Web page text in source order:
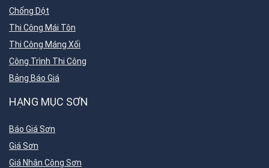
Chống Dột
Thi Công Mái Tôn
Thi Công Máng Xối
Công Trình Thi Công
Bảng Báo Giá
HẠNG MỤC SƠN
Báo Giá Sơn
Giá Sơn
Giá Nhân Công Sơn